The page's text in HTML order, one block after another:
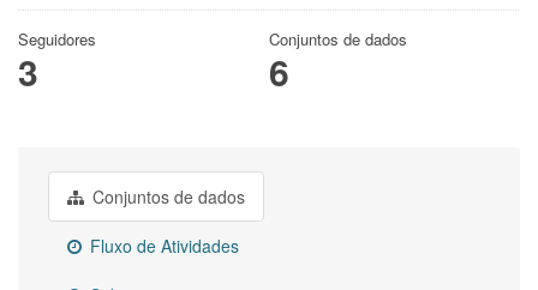
Seguidores
3
Conjuntos de dados
6
Conjuntos de dados
Fluxo de Atividades